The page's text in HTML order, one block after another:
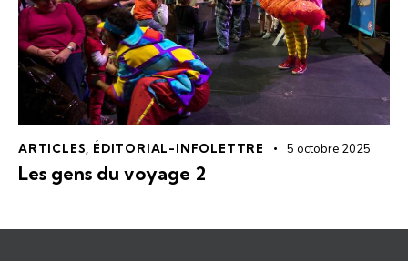
ARTICLES ÉDITORIAL-INFOLETTRE 5 octobre 2025
Les gens du voyage 2